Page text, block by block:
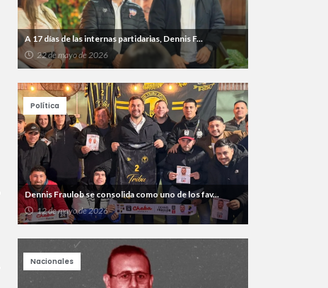
A 17 días de las internas partidarias, Dennis F...
22 de mayo de 2026
Dennis Fraulob se consolida como uno de los fav...
12 de mayo de 2026
Política
Nacionales